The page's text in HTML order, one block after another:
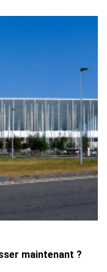
maintenant ?